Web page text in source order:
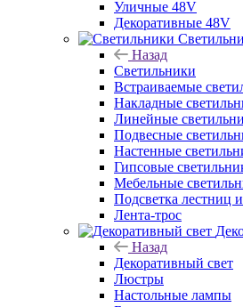
Уличные 48V
Декоративные 48V
Назад
Светильники
Встраиваемые
Накладные
Линейные
Подвесные
Настенные
Гипсовые
Мебельные
Подсветка лестниц
Лента-трос
Назад
Декоративный свет
Люстры
Настольные лампы